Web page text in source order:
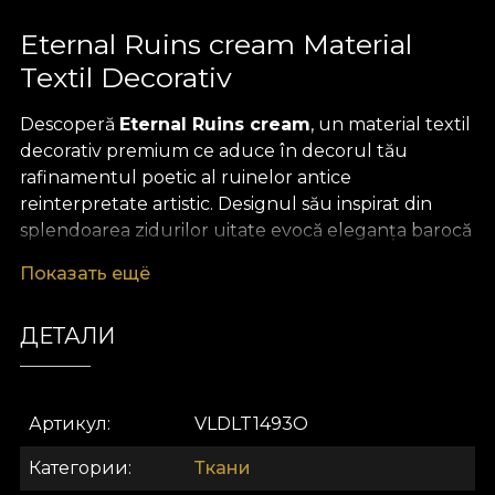
Eternal Ruins cream Material
Textil Decorativ
Descoperă Eternal Ruins cream, un material textil
decorativ premium ce aduce în decorul tău
rafinamentul poetic al ruinelor antice
reinterpretate artistic. Designul său inspirat din
splendoarea zidurilor uitate evocă eleganța barocă
în nuanțe calde de terracotta, accente de mușchi
patternului pictat manual transformă orice obiect
sau spațiu într-o veritabilă operă de artă, unde
Versatilitatea acestui material textil premium îl face
alegerea ideală pentru multiple proiecte de design
interior. Poate fi folosit pentru a crea draperii
Показать ещё
ДЕТАЛИ
Артикул VLDLT1493O
Категории Ткани